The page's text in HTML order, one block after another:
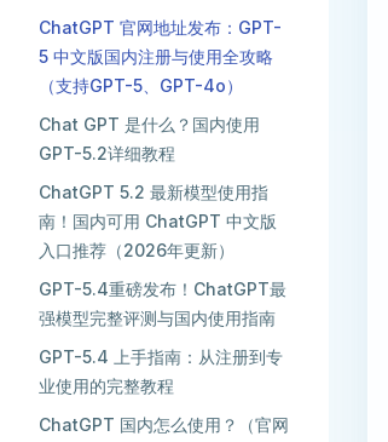
ChatGPT 官网地址发布：GPT-
5 中文版国内注册与使用全攻略
（支持GPT-5、GPT-4o）
Chat GPT 是什么？国内使用
GPT-5.2详细教程
ChatGPT 5.2 最新模型使用指
南！国内可用 ChatGPT 中文版
入口推荐（2026年更新）
GPT-5.4重磅发布！ChatGPT最
强模型完整评测与国内使用指南
GPT-5.4 上手指南：从注册到专
业使用的完整教程
ChatGPT 国内怎么使用？（官网